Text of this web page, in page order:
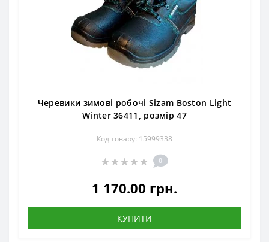
Черевики зимові робочі Sizam Boston Light
Winter 36411, розмір 47
Код товару: 15999338
0
1 170.00 грн.
КУПИТИ